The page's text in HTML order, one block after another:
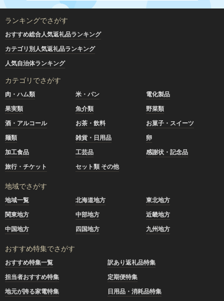
ランキングでさがす
おすすめ総合人気返礼品ランキング
カテゴリ別人気返礼品ランキング
人気自治体ランキング
カテゴリでさがす
肉・ハム類 米・パン
電化製品
果実類
魚介類
野菜類
酒・アルコール
お茶・飲料
お菓子・スイーツ
麺類
雑貨・日用品
卵
加工食品
工芸品
感謝状・記念品
旅行・チケット
セット類 その他
地域でさがす
地域一覧 北海道地方
東北地方
関東地方
中部地方
近畿地方
中国地方
四国地方 九州地方
おすすめ特集でさがす
おすすめ特集一覧
訳あり返礼品特集
担当者おすすめ特集
定期便特集
地元が誇る家電特集
日用品・消耗品特集